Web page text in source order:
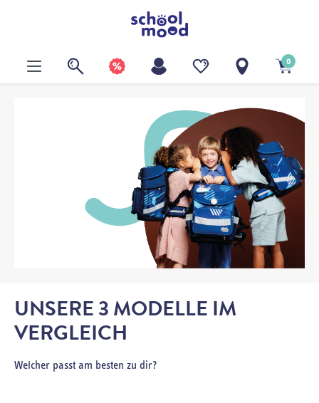
0
UNSERE 3 MODELLE IM
VERGLEICH
Welcher passt am besten zu dir?